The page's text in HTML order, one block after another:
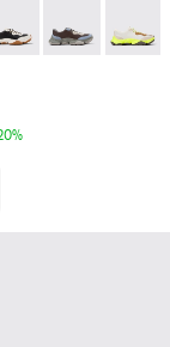
재 슈즈 001 - 남
2 - K101068-011
Karst 2 -Karst